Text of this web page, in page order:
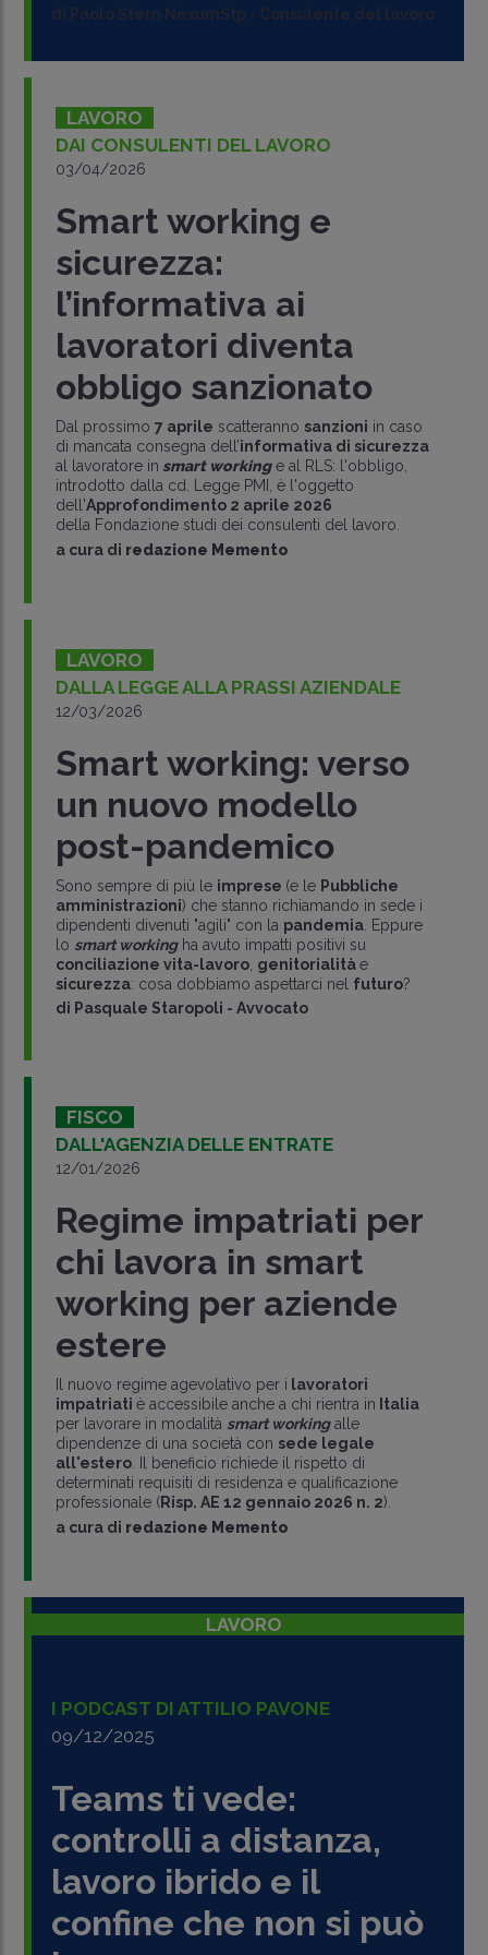
di Paolo Stern NexumStp - Consulente del lavoro
LAVORO
DAI CONSULENTI DEL LAVORO
03/04/2026
Smart working e
sicurezza:
l’informativa ai
lavoratori diventa
obbligo sanzionato
Dal prossimo 7 aprile scatteranno sanzioni in caso
di mancata consegna dell’informativa di sicurezza
al lavoratore in smart workinge al RLS: l'obbligo,
introdotto dalla cd. Legge PMI, è l'oggetto
dell'Approfondimento 2 aprile 2026
della Fondazione studi dei consulenti del lavoro.
a cura di redazione Memento
LAVORO
DALLA LEGGE ALLA PRASSI AZIENDALE
12/03/2026
Smart working: verso
un nuovo modello
post-pandemico
Sono sempre di più le imprese (e le Pubbliche
amministrazioni) che stanno richiamando in sede i
dipendenti divenuti "agili" con la pandemia. Eppure
lo smart workingha avuto impatti positivi su
conciliazione vita-lavoro, genitorialitàe
sicurezza: cosa dobbiamo aspettarci nel futuro?
di Pasquale Staropoli - Avvocato
FISCO
DALL'AGENZIA DELLE ENTRATE
12/01/2026
Regime impatriati per
chi lavora in smart
working per aziende
estere
Il nuovo regime agevolativo per i lavoratori
impatriati è accessibile anche a chi rientra in Italia
per lavorare in modalità smart workingalle
dipendenze di una società con sede legale
all'estero. Il beneficio richiede il rispetto di
determinati requisiti di residenza e qualificazione
professionale (Risp. AE 12 gennaio 2026 n. 2).
a cura di redazione Memento
LAVORO
I PODCAST DI ATTILIO PAVONE
09/12/2025
Teams ti vede:
controlli a distanza,
lavoro ibrido e il
confine che non si può